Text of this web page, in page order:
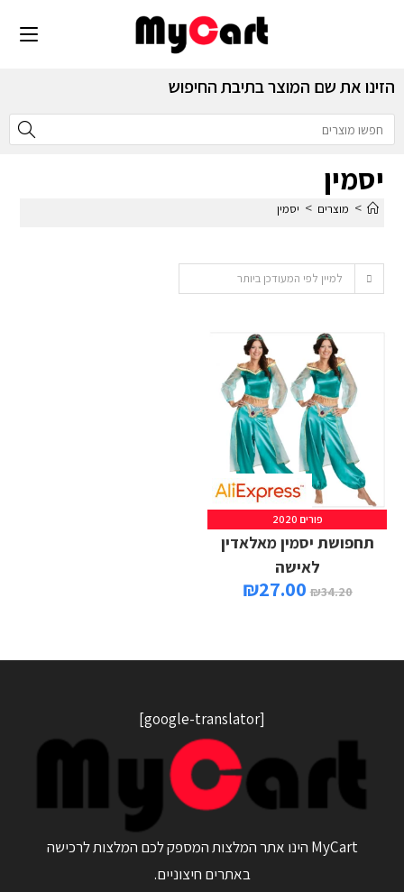
הזינו את שם המוצר בתיבת החיפוש
יסמין
> מוצרים > יסמין
למיין לפי המעודכן ביותר
פורים 2020
תחפושת יסמין מאלאדין
לאישה
₪34.20
₪27.00
[google-translator]
MyCart הינו אתר המלצות המספק לכם המלצות לרכישה
באתרים חיצוניים.